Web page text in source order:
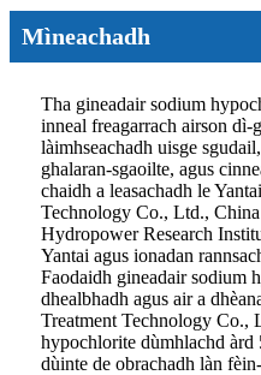
Mìneachadh
Tha gineadair sodium
inneal freagarrach airson dì-
làimhseachadh uisge
ghalaran-sgaoilte, agus
chaidh a leasachadh le
Technology Co., Ltd., China
Hydropower Research
Yantai agus ionadan
Faodaidh gineadair sodium
dhealbhadh agus air a
Treatment Technology Co.,
hypochlorite dùmhlachd
dùinte de obrachadh làn